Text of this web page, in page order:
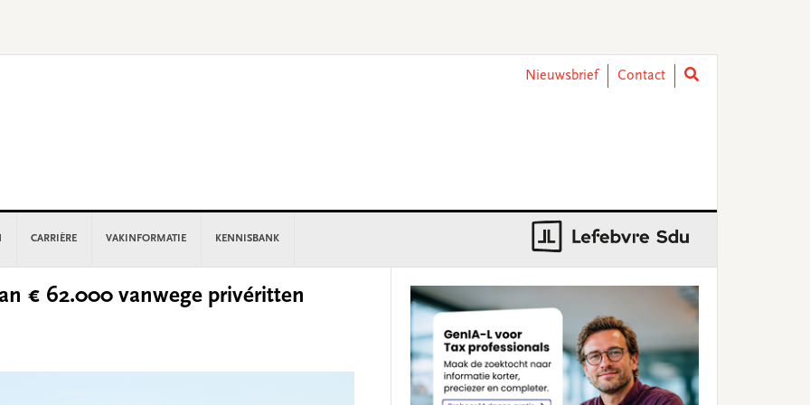
Nieuwsbrief
Contact
CARRIÈRE VAKINFORMATIE KENNISBANK
€ 62.000 vanwege privéritten
Sidebar